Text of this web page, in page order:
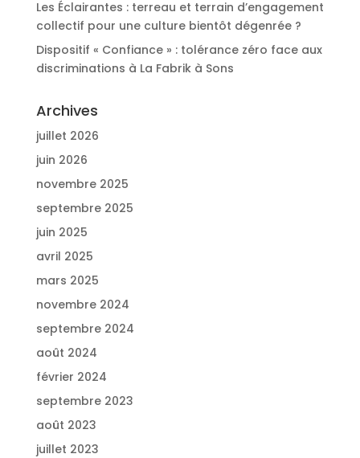
Les Éclairantes : terreau et terrain d’engagement
collectif pour une culture bientôt dégenrée ?
Dispositif « Confiance » : tolérance zéro face aux
discriminations à La Fabrik à Sons
Archives
juillet 2026
juin 2026
novembre 2025
septembre 2025
juin 2025
avril 2025
mars 2025
novembre 2024
septembre 2024
août 2024
février 2024
septembre 2023
août 2023
juillet 2023